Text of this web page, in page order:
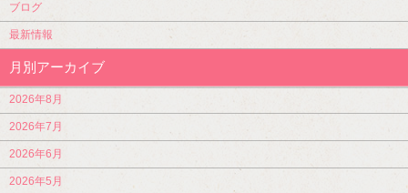
ブログ
最新情報
月別アーカイブ
2026年8月
2026年7月
2026年6月
2026年5月